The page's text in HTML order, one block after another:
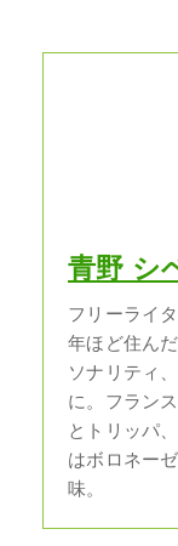
青野 シ
フリーライ
年ほど住ん
ソナリティ
に。フラン
とトリッパ
はボロネー
味。